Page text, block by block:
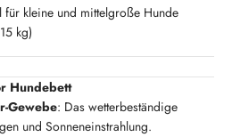
für kleine und mittelgroße Hunde
kg)
Hundebett
Gewebe: Das wetterbeständige
und Sonneneinstrahlung.